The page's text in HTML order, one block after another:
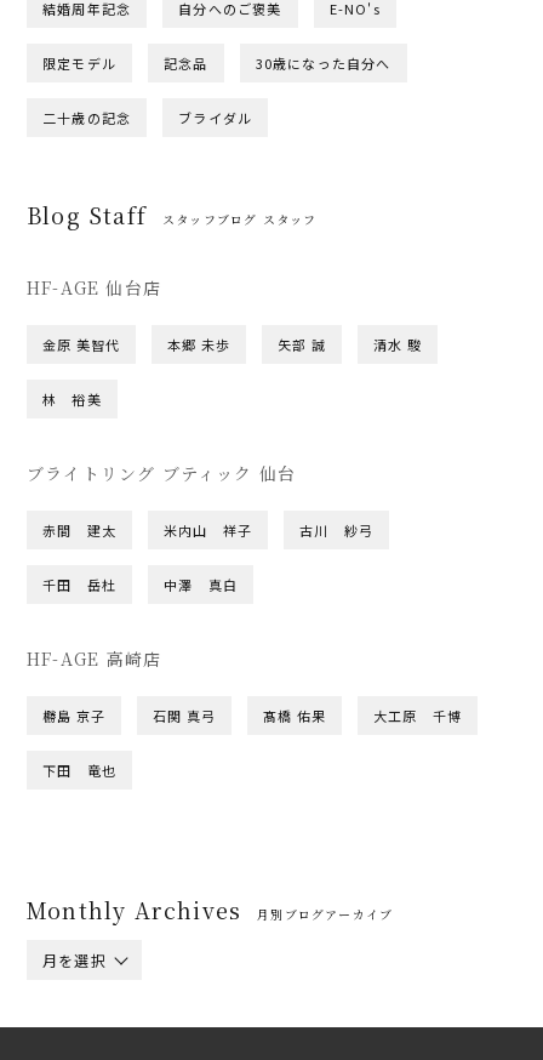
結婚周年記念 自分へのご褒美 E-NO's
限定モデル 記念品 30歳になった自分へ
二十歳の記念 ブライダル
Blog Staff スタッフブログ スタッフ
HF-AGE 仙台店
金原 美智代 本郷 未歩 矢部 誠 清水 駿
林 裕美
ブライトリング ブティック 仙台
赤間 建太 米内山 祥子 古川 紗弓
千田 岳杜 中澤 真白
HF-AGE 高崎店
橳島 京子 石関 真弓 髙橋 佑果 大工原 千博
下田 竜也
Monthly Archives 月別ブログアーカイブ
月を選択